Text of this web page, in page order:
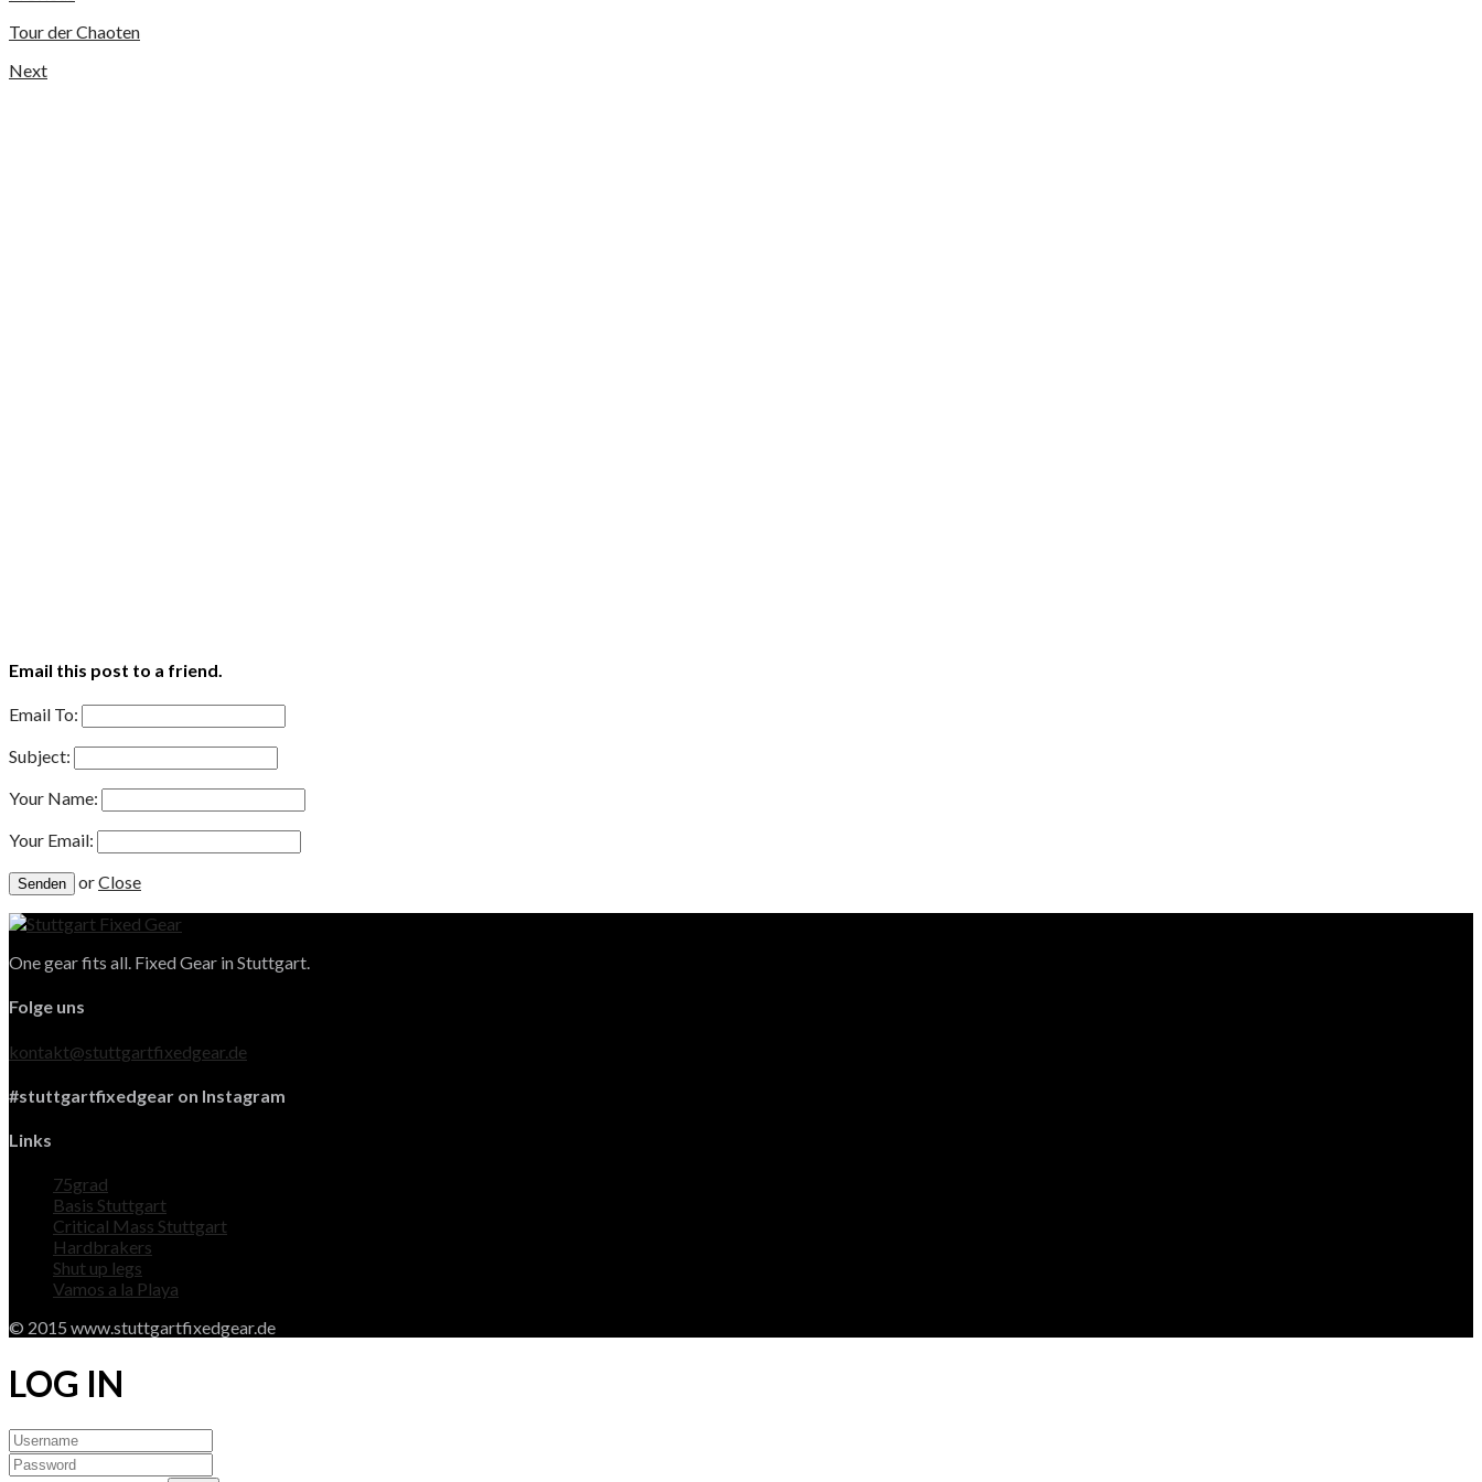
Tour der Chaoten
Next
Email this post to a friend.
Email To:
Subject:
Your Name:
Your Email:
orClose
One gear fits all. Fixed Gear in Stuttgart.
Folge uns
kontakt@stuttgartfixedgear.de
#stuttgartfixedgear on Instagram
Links
75grad
Basis Stuttgart
Critical Mass Stuttgart
Hardbrakers
Shut up legs
Vamos a la Playa
© 2015 www.stuttgartfixedgear.de
LOG IN